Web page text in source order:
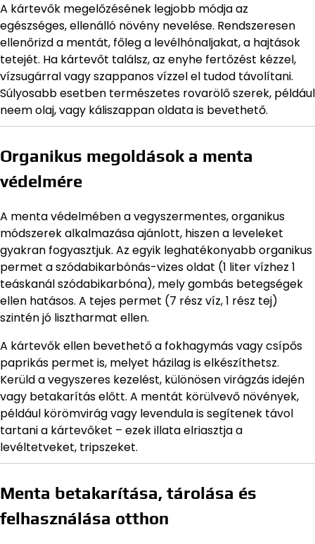
A kártevők megelőzésének legjobb módja az
egészséges, ellenálló növény nevelése. Rendszeresen
ellenőrizd a mentát, főleg a levélhónaljakat, a hajtások
tetejét. Ha kártevőt találsz, az enyhe fertőzést kézzel,
vízsugárral vagy szappanos vízzel el tudod távolítani.
Súlyosabb esetben természetes rovarölő szerek, például
neem olaj, vagy káliszappan oldata is bevethető.
Organikus megoldások a menta
védelmére
A menta védelmében a vegyszermentes, organikus
módszerek alkalmazása ajánlott, hiszen a leveleket
gyakran fogyasztjuk. Az egyik leghatékonyabb organikus
permet a szódabikarbónás-vizes oldat (1 liter vízhez 1
teáskanál szódabikarbóna), mely gombás betegségek
ellen hatásos. A tejes permet (7 rész víz, 1 rész tej)
szintén jó lisztharmat ellen.
A kártevők ellen bevethető a fokhagymás vagy csípős
paprikás permet is, melyet házilag is elkészíthetsz.
Kerüld a vegyszeres kezelést, különösen virágzás idején
vagy betakarítás előtt. A mentát körülvevő növények,
például körömvirág vagy levendula is segítenek távol
tartani a kártevőket – ezek illata elriasztja a
levéltetveket, tripszeket.
Menta betakarítása, tárolása és
felhasználása otthon